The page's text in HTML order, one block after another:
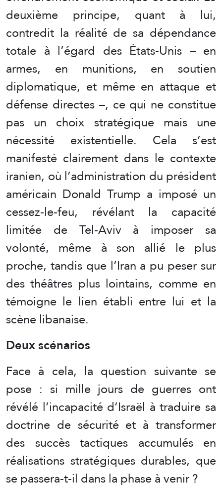
deuxième principe, quant à lui,
contredit la réalité de sa dépendance
totale à l’égard des États-Unis – en
armes, en munitions, en soutien
diplomatique, et même en attaque et
défense directes –, ce qui ne constitue
pas un choix stratégique mais une
nécessité existentielle. Cela s’est
manifesté clairement dans le contexte
iranien, où l’administration du président
américain Donald Trump a imposé un
cessez-le-feu, révélant la capacité
limitée de Tel-Aviv à imposer sa
volonté, même à son allié le plus
proche, tandis que l’Iran a pu peser sur
des théâtres plus lointains, comme en
témoigne le lien établi entre lui et la
scène libanaise.
Deux scénarios
Face à cela, la question suivante se
pose : si mille jours de guerres ont
révélé l’incapacité d’Israël à traduire sa
doctrine de sécurité et à transformer
des succès tactiques accumulés en
réalisations stratégiques durables, que
se passera-t-il dans la phase à venir ?